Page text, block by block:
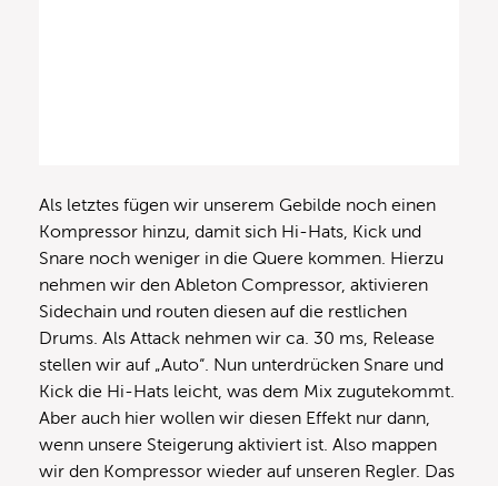
Als letztes fügen wir unserem Gebilde noch einen
Kompressor hinzu, damit sich Hi-Hats, Kick und
Snare noch weniger in die Quere kommen. Hierzu
nehmen wir den Ableton Compressor, aktivieren
Sidechain und routen diesen auf die restlichen
Drums. Als Attack nehmen wir ca. 30 ms, Release
stellen wir auf „Auto“. Nun unterdrücken Snare und
Kick die Hi-Hats leicht, was dem Mix zugutekommt.
Aber auch hier wollen wir diesen Effekt nur dann,
wenn unsere Steigerung aktiviert ist. Also mappen
wir den Kompressor wieder auf unseren Regler. Das